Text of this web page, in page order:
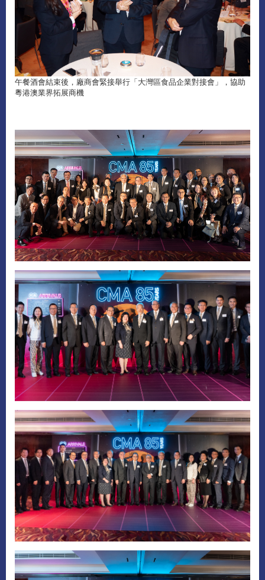
午餐酒會結束後，廠商會緊接舉行「大灣區食品企業對接會」，協助
粵港澳業界拓展商機